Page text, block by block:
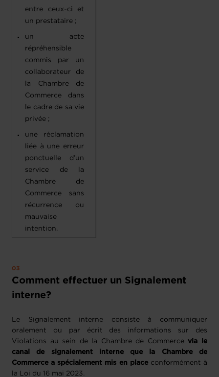
entre ceux-ci et
un prestataire ;
un acte
répréhensible
commis par un
collaborateur de
la Chambre de
Commerce dans
le cadre de sa vie
privée ;
une réclamation
liée à une erreur
ponctuelle d’un
service de la
Chambre de
Commerce sans
récurrence ou
mauvaise
intention.
Comment effectuer un Signalement
interne?
Le Signalement interne consiste à communiquer
oralement ou par écrit des informations sur des
Violations au sein de la Chambre de Commercevia le
canal de signalement interne que la Chambre de
Commerce a spécialement mis en placeconformément à
la Loi du 16 mai 2023.